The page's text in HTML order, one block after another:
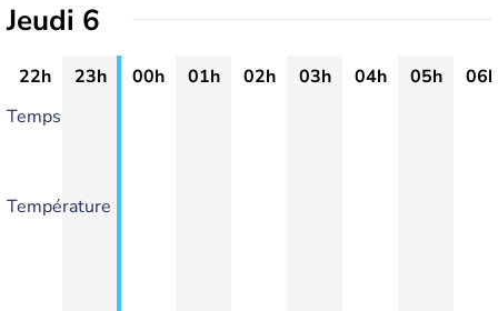
Jeudi 6
22h 23h 00h 01h 02h 03h 04h 05h
06h
Temps
Température